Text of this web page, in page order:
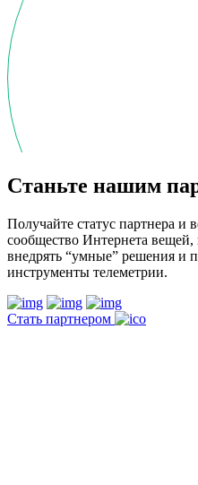
Станьте нашим
Получайте статус партнера и
сообщество Интернета вещей,
внедрять “умные” решения и
инструменты телеметрии.
Стать партнером